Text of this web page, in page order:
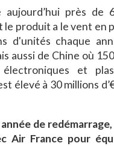
aujourd’hui près de
le produit a le vent en
d'unités chaque
aussi de Chine où
et
élevé à 30 millions
de
Air France pour